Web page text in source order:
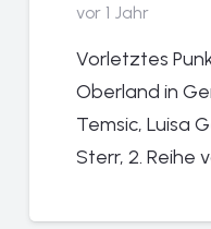
vor 1 Jahr
Vorletztes
Oberland in
Temsic, Luisa
Sterr, 2. Reihe